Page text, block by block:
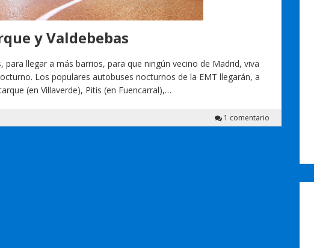
y Valdebebas
para llegar a más barrios, para que ningún vecino de Madrid, viva
Los populares autobuses nocturnos de la EMT llegarán, a
(en Villaverde), Pitis (en Fuencarral),…
1 comentario